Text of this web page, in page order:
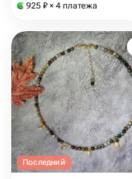
925 ₽ × 4 платежа
Последний